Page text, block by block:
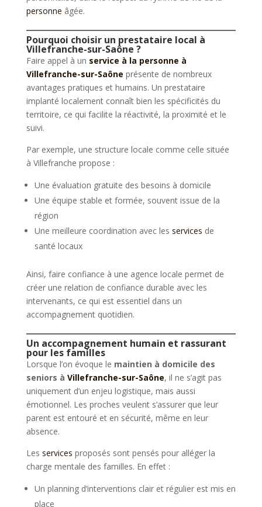
personne âgée.
Pourquoi choisir un prestataire local à
Villefranche-sur-Saône ?
Faire appel à un service à la personne à
Villefranche-sur-Saône présente de nombreux
avantages pratiques et humains. Un prestataire
implanté localement connaît bien les spécificités du
territoire, ce qui facilite la réactivité, la proximité et le
suivi.
Par exemple, une structure locale comme celle située
à Villefranche propose :
Une évaluation gratuite des besoins à domicile
Une équipe stable et formée, souvent issue de la
région
Une meilleure coordination avec les services de
santé locaux
Ainsi, faire confiance à une agence locale permet de
créer une relation de confiance durable avec les
intervenants, ce qui est essentiel dans un
accompagnement quotidien.
Un accompagnement humain et rassurant
pour les familles
Lorsque l’on évoque le maintien à domicile des
seniors à Villefranche-sur-Saône, il ne s’agit pas
uniquement d’un enjeu logistique, mais aussi
émotionnel. Les proches veulent s’assurer que leur
parent est entouré et en sécurité, même en leur
absence.
Les services proposés sont pensés pour alléger la
charge mentale des familles. En effet :
Un planning d’interventions clair et régulier est mis en
place